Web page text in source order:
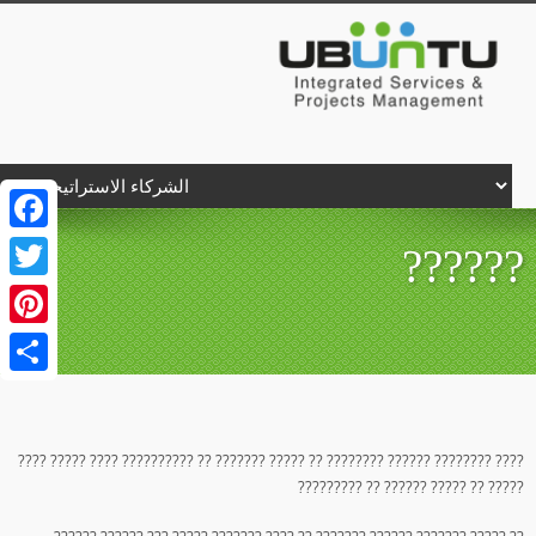
Facebook
Twitter
Pinterest
??????
???? ???????? ?????? ???????? ?? ????? ??????? ?? ?????????? ???? ????? ????
????? ?? ????? ?????? ?? ?????????